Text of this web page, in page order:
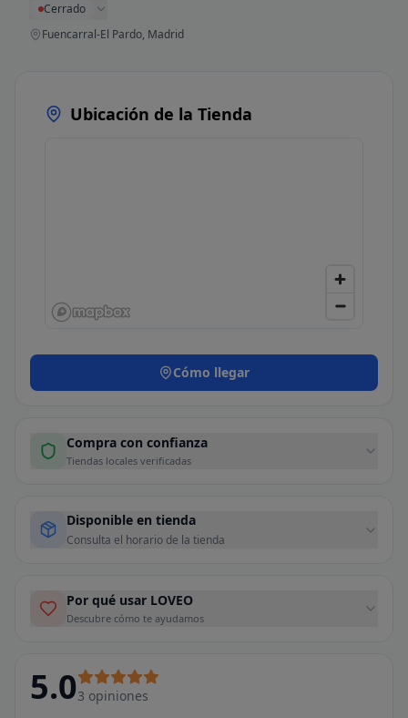
Cerrado
Fuencarral-El Pardo, Madrid
Ubicación de la Tienda
Cómo llegar
Compra con confianza
Tiendas locales verificadas
Disponible en tienda
Consulta el horario de la tienda
Por qué usar LOVEO
Descubre cómo te ayudamos
5.03 opiniones